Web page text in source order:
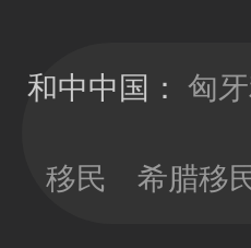
和中中国： 匈
移民 希腊移